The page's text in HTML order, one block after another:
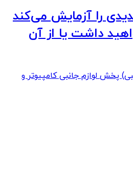
را آزمایش می‌کند
داشت یا از آن